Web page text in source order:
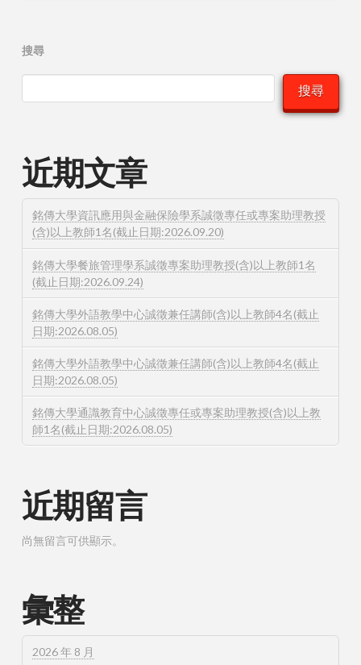
搜尋
搜尋
近期文章
銘傳大學資訊應用與金融保險學系誠徵專任或專案助理教授
(含)以上教師1名(截止日期:2026.09.20)
銘傳大學餐旅管理學系誠徵專案助理教授(含)以上教師1名
(截止日期:2026.09.24)
銘傳大學外語教學中心誠徵兼任講師(含)以上教師4名(截止
日期:2026.08.05)
銘傳大學外語教學中心誠徵兼任講師(含)以上教師4名(截止
日期:2026.08.05)
銘傳大學通識教育中心誠徵專任或專案助理教授(含)以上教
師1名(截止日期:2026.08.05)
近期留言
尚無留言可供顯示。
彙整
2026 年 8 月